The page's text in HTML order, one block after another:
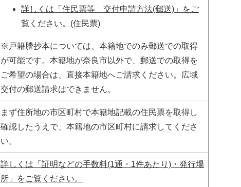
詳しくは「住民票等 交付申請方法(郵送)」をご
覧ください。 (住民票)
※戸籍謄抄本については、本籍地でのみ郵送での取得
が可能です。本籍地が奈良市以外で、郵送での取得を
ご希望の場合は、直接本籍地へご請求ください。広域
交付の郵送請求はできません。
まず住所地の市区町村で本籍地記載の住民票を取得し
確認したうえで、本籍地の市区町村に請求してくださ
い。
詳しくは「証明などの手数料(1通・1件あたり)・発行場
所」をご覧ください。